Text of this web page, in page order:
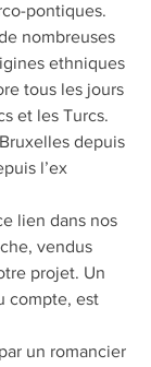
pontiques.
nombreuses
ethniques
tous les jours
et les Turcs.
depuis
l’ex
lien dans nos
vendus
projet. Un
compte, est
un romancier